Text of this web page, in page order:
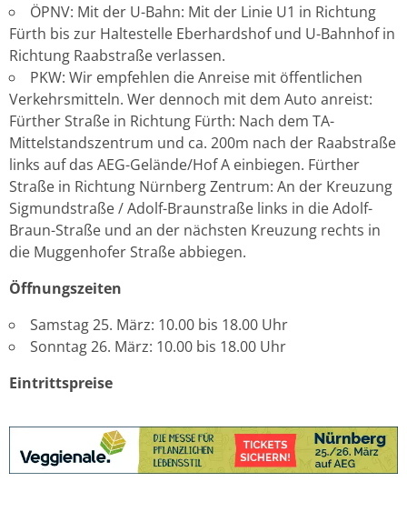
ÖPNV: Mit der U-Bahn: Mit der Linie U1 in Richtung
Fürth bis zur Haltestelle Eberhardshof und U-Bahnhof in
Richtung Raabstraße verlassen.
PKW: Wir empfehlen die Anreise mit öffentlichen
Verkehrsmitteln. Wer dennoch mit dem Auto anreist:
Fürther Straße in Richtung Fürth: Nach dem TA-
Mittelstandszentrum und ca. 200m nach der Raabstraße
links auf das AEG-Gelände/Hof A einbiegen. Fürther
Straße in Richtung Nürnberg Zentrum: An der Kreuzung
Sigmundstraße / Adolf-Braunstraße links in die Adolf-
Braun-Straße und an der nächsten Kreuzung rechts in
die Muggenhofer Straße abbiegen.
Öffnungszeiten
Samstag 25. März: 10.00 bis 18.00 Uhr
Sonntag 26. März: 10.00 bis 18.00 Uhr
Eintrittspreise